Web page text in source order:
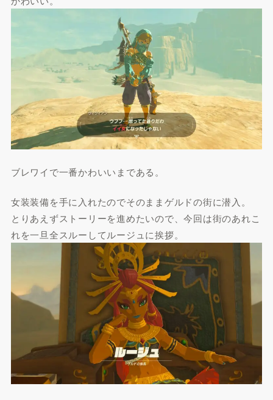
ブレワイで一番かわいいまである。
女装装備を手に入れたのでそのままゲルドの街に潜入。
とりあえずストーリーを進めたいので、今回は街のあれこ
れを一旦全スルーしてルージュに挨拶。